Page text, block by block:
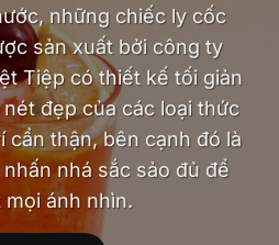
những chiếc ly cốc
sản xuất bởi công ty
Tiệp có thiết kế tối giản
đẹp của các loại thức
cẩn thận, bên cạnh đó là
nhá sắc sảo đủ để
ánh nhìn.